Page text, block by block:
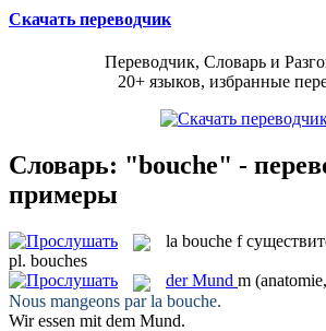
Скачать переводчик
Переводчик, Словарь и
20+ языков, избранные
Словарь: "bouche" -
примеры
la bouche f
pl. bouches
derMund m
Nous mangeons par la bouche.
Wir essen mit dem Mund.